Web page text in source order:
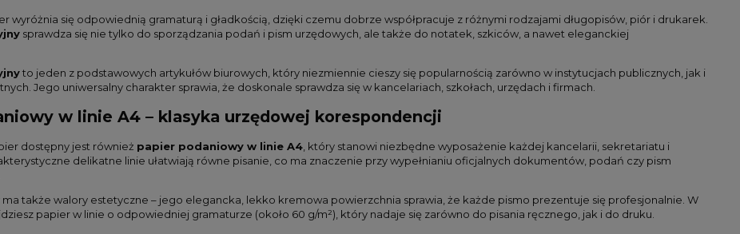
wyróżnia się odpowiednią gramaturą i gładkością, dzięki czemu dobrze współpracuje z różnymi rodzajami długopisów, piór i drukarek.
sprawdza się nie tylko do sporządzania podań i pism urzędowych, ale także do notatek, szkiców, a nawet eleganckiej
to jeden z podstawowych artykułów biurowych, który niezmiennie cieszy się popularnością zarówno w instytucjach publicznych, jak i
Jego uniwersalny charakter sprawia, że doskonale sprawdza się w kancelariach, szkołach, urzędach i firmach.
w linie A4 – klasyka urzędowej korespondencji
dostępny jest również papier podaniowy w linie A4 , który stanowi niezbędne wyposażenie każdej kancelarii, sekretariatu i
delikatne linie ułatwiają równe pisanie, co ma znaczenie przy wypełnianiu oficjalnych dokumentów, podań czy pism
także walory estetyczne – jego elegancka, lekko kremowa powierzchnia sprawia, że każde pismo prezentuje się profesjonalnie. W
papier w linie o odpowiedniej gramaturze (około 60 g/m²), który nadaje się zarówno do pisania ręcznego, jak i do druku.